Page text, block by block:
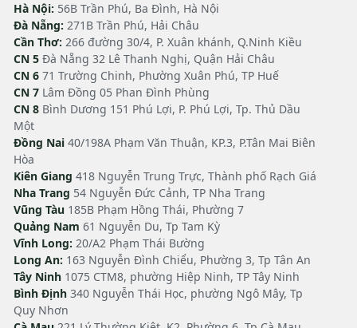
Hà Nội: 56B Trần Phú, Ba Đình, Hà Nội
Đà Nẵng: 271B Trần Phú, Hải Châu
Cần Thơ: 266 đường 30/4, P. Xuân khánh, Q.Ninh Kiều
CN 5 Đà Nẵng 32 Lê Thanh Nghị, Quận Hải Châu
CN 6 71 Trường Chinh, Phường Xuân Phú, TP Huế
CN 7 Lâm Đồng 05 Phan Đình Phùng
CN 8 Bình Dương 151 Phú Lợi, P. Phú Lợi, Tp. Thủ Dầu
Một
Đồng Nai 40/198A Phạm Văn Thuận, KP.3, P.Tân Mai Biên
Hòa
Kiên Giang 418 Nguyễn Trung Trực, Thành phố Rạch Giá
Nha Trang 54 Nguyễn Đức Cảnh, TP Nha Trang
Vũng Tàu 185B Phạm Hồng Thái, Phường 7
Quảng Nam 61 Nguyễn Du, Tp Tam Kỳ
Vĩnh Long: 20/A2 Phạm Thái Bường
Long An: 163 Nguyễn Đình Chiểu, Phường 3, Tp Tân An
Tây Ninh 1075 CTM8, phường Hiệp Ninh, TP Tây Ninh
Bình Định 340 Nguyễn Thái Học, phường Ngô Mây, Tp
Quy Nhơn